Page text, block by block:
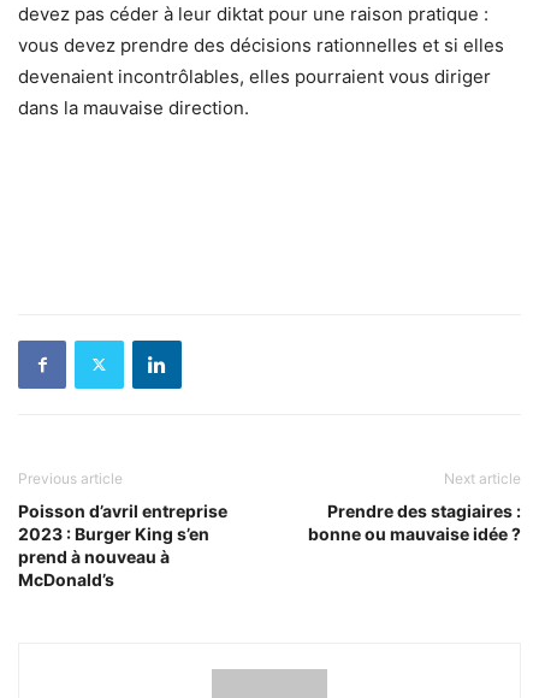
devez pas céder à leur diktat pour une raison pratique :
vous devez prendre des décisions rationnelles et si elles
devenaient incontrôlables, elles pourraient vous diriger
dans la mauvaise direction.
Previous article
Poisson d’avril entreprise
2023 : Burger King s’en
prend à nouveau à
McDonald’s
Next article
Prendre des stagiaires :
bonne ou mauvaise idée ?